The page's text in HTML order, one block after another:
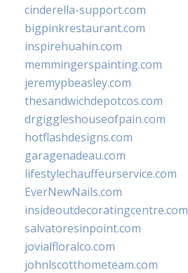
cinderella-support.com
bigpinkrestaurant.com
inspirehuahin.com
memmingerspainting.com
jeremypbeasley.com
thesandwichdepotcos.com
drgiggleshouseofpain.com
hotflashdesigns.com
garagenadeau.com
lifestylechauffeurservice.com
EverNewNails.com
insideoutdecoratingcentre.com
salvatoresinpoint.com
jovialfloralco.com
johnlscotthometeam.com